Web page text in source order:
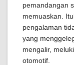
pemandangan
memuaskan.
pengalaman
yang
mengalir,
otomotif.